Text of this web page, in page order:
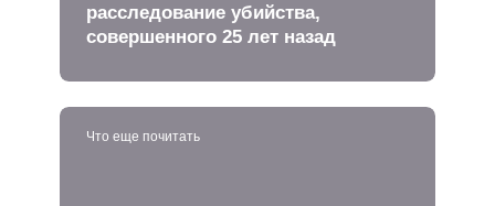
расследование убийства,
совершенного 25 лет назад
Что еще почитать